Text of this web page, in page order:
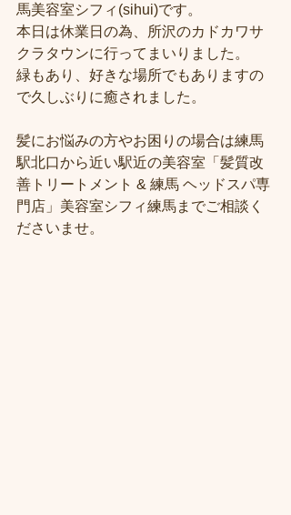
馬美容室シフィ(sihui)です。
本日は休業日の為、所沢のカドカワサ
クラタウンに行ってまいりました。
緑もあり、好きな場所でもありますの
で久しぶりに癒されました。
髪にお悩みの方やお困りの場合は練馬
駅北口から近い駅近の美容室「髪質改
善トリートメント & 練馬 ヘッドスパ専
門店」美容室シフィ練馬までご相談く
ださいませ。